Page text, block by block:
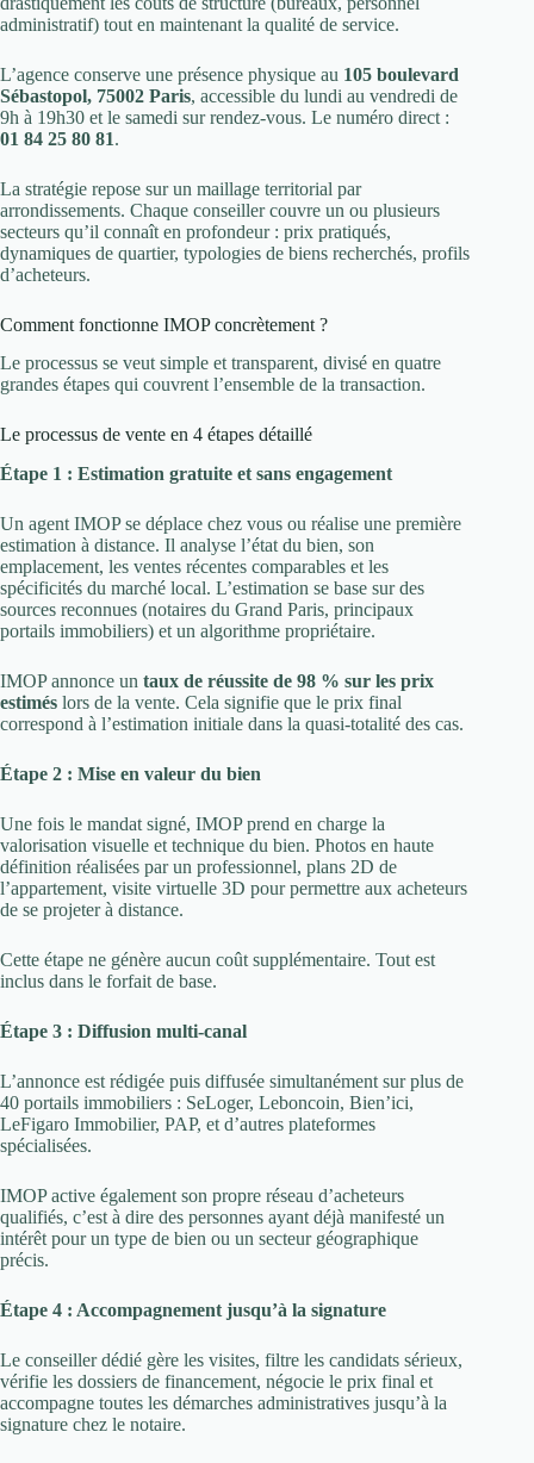
administratif) tout en maintenant la qualité de service.
L’agence conserve une présence physique au 105 boulevard
Sébastopol, 75002 Paris, accessible du lundi au vendredi de
9h à 19h30 et le samedi sur rendez-vous. Le numéro direct :
01 84 25 80 81.
La stratégie repose sur un maillage territorial par
arrondissements. Chaque conseiller couvre un ou plusieurs
secteurs qu’il connaît en profondeur : prix pratiqués,
dynamiques de quartier, typologies de biens recherchés, profils
d’acheteurs.
Comment fonctionne IMOP concrètement ?
Le processus se veut simple et transparent, divisé en quatre
grandes étapes qui couvrent l’ensemble de la transaction.
Le processus de vente en 4 étapes détaillé
Étape 1 : Estimation gratuite et sans engagement
Un agent IMOP se déplace chez vous ou réalise une première
estimation à distance. Il analyse l’état du bien, son
emplacement, les ventes récentes comparables et les
spécificités du marché local. L’estimation se base sur des
sources reconnues (notaires du Grand Paris, principaux
portails immobiliers) et un algorithme propriétaire.
IMOP annonce un taux de réussite de 98 % sur les prix
estimés lors de la vente. Cela signifie que le prix final
correspond à l’estimation initiale dans la quasi-totalité des cas.
Étape 2 : Mise en valeur du bien
Une fois le mandat signé, IMOP prend en charge la
valorisation visuelle et technique du bien. Photos en haute
définition réalisées par un professionnel, plans 2D de
l’appartement, visite virtuelle 3D pour permettre aux acheteurs
de se projeter à distance.
Cette étape ne génère aucun coût supplémentaire. Tout est
inclus dans le forfait de base.
Étape 3 : Diffusion multi-canal
L’annonce est rédigée puis diffusée simultanément sur plus de
40 portails immobiliers : SeLoger, Leboncoin, Bien’ici,
LeFigaro Immobilier, PAP, et d’autres plateformes
spécialisées.
IMOP active également son propre réseau d’acheteurs
qualifiés, c’est à dire des personnes ayant déjà manifesté un
intérêt pour un type de bien ou un secteur géographique
précis.
Étape 4 : Accompagnement jusqu’à la signature
Le conseiller dédié gère les visites, filtre les candidats sérieux,
vérifie les dossiers de financement, négocie le prix final et
accompagne toutes les démarches administratives jusqu’à la
signature chez le notaire.